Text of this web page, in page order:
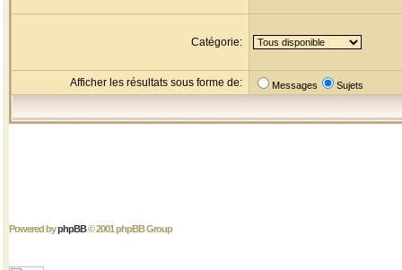
Catégorie:
Afficher les résultats sous forme de: Messages Sujets
Powered byphpBB© 2001 phpBB Group